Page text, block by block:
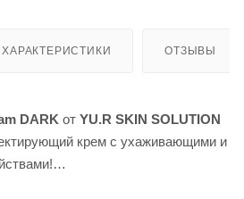
ХАРАКТЕРИСТИКИ ОТЗЫВЫ
DARK от YU.R SKIN SOLUTION
крем с ухаживающими и